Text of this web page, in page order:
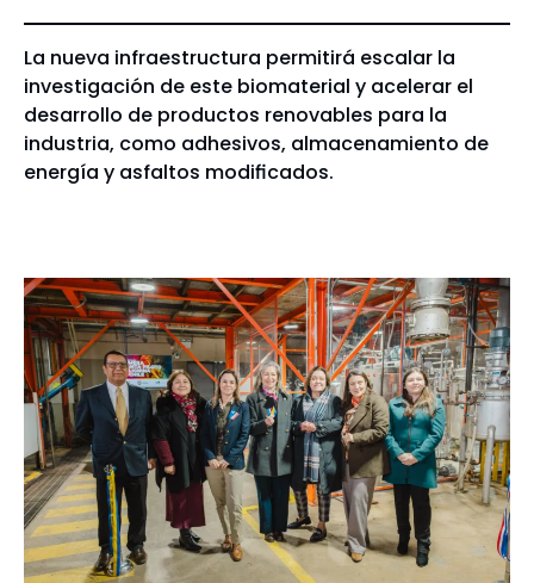
La nueva infraestructura permitirá escalar la
investigación de este biomaterial y acelerar el
desarrollo de productos renovables para la
industria, como adhesivos, almacenamiento de
energía y asfaltos modificados.